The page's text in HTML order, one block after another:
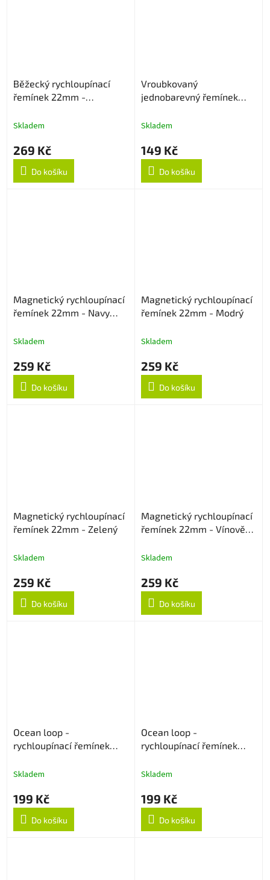
Běžecký rychloupínací
řemínek 22mm -
Skladem
269 Kč
Do košíku
Vroubkovaný
jednobarevný řemínek
Skladem
149 Kč
Do košíku
Magnetický rychloupínací
řemínek 22mm - Navy
Skladem
259 Kč
Do košíku
Magnetický rychloupínací
řemínek 22mm - Modrý
Skladem
259 Kč
Do košíku
Magnetický rychloupínací
řemínek 22mm - Zelený
Skladem
259 Kč
Do košíku
Magnetický rychloupínací
řemínek 22mm - Vínově
Skladem
259 Kč
Do košíku
Ocean loop -
rychloupínací řemínek
Skladem
199 Kč
Do košíku
Ocean loop -
rychloupínací řemínek
Skladem
199 Kč
Do košíku